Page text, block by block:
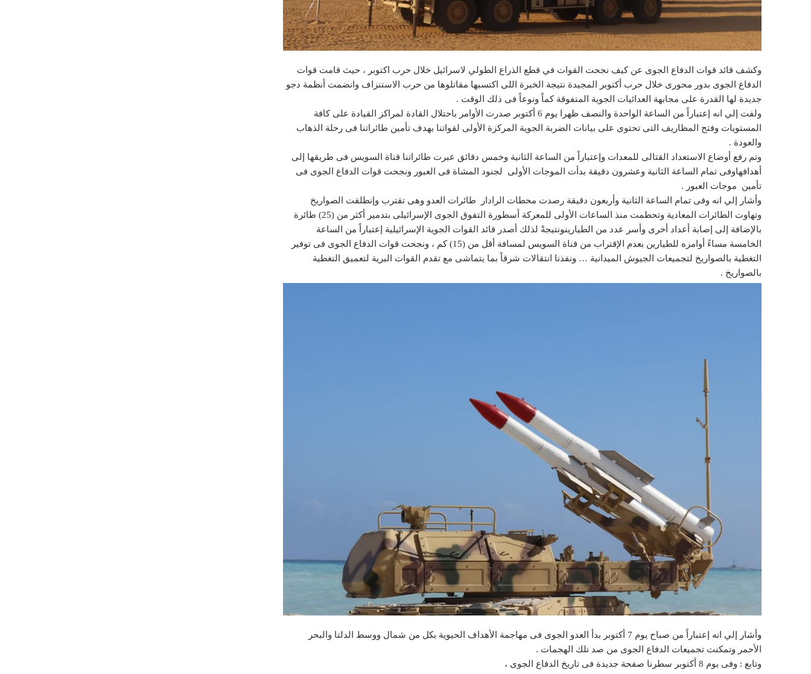
وكشف قائد قوات الدفاع الجوى عن كيف نجحت القوات في قطع الذراع الطولي لاسرائيل خلال حرب اكتوبر ، حيث قامت قوات
الدفاع الجوى بدور محورى خلال حرب أكتوبر المجيدة نتيجة الخبرة اللى اكتسبها مقاتلوها من حرب الاستنزاف وانضمت أنظمة دجو
جديدة لها القدرة على مجابهة العدائيات الجوية المتفوقة كماً ونوعاً فى ذلك الوقت .
ولفت إلي انه إعتباراً من الساعة الواحدة والنصف ظهرا يوم 6 أكتوبر صدرت الأوامر باحتلال القادة لمراكز القيادة على كافة
المستويات وفتح المظاريف التى تحتوى على بيانات الضربة الجوية المركزة الأولى لقواتنا بهدف تأمين طائراتنا فى رحلة الذهاب
والعودة .
وتم رفع أوضاع الاستعداد القتالى للمعدات وإعتباراً من الساعة الثانية وخمس دقائق عبرت طائراتنا قناة السويس فى طريقها إلى
أهدافهاوفى تمام الساعة الثانية وعشرون دقيقة بدأت الموجات الأولى لجنود المشاة فى العبور ونجحت قوات الدفاع الجوى فى
تأمين موجات العبور .
وأشار إلي انه وفى تمام الساعة الثانية وأربعون دقيقة رصدت محطات الرادار طائرات العدو وهى تقترب وإنطلقت الصواريخ
وتهاوت الطائرات المعادية وتحطمت منذ الساعات الأولى للمعركة أسطورة التفوق الجوى الإسرائيلى بتدمير أكثر من (25) طائرة
بالإضافة إلى إصابة أعداد أخرى وأسر عدد من الطيارينونتيجةً لذلك أصدر قائد القوات الجوية الإسرائيلية إعتباراً من الساعة
الخامسة مساءً أوامره للطيارين بعدم الإقتراب من قناة السويس لمسافة أقل من (15) كم ، ونجحت قوات الدفاع الجوى فى توفير
التغطية بالصواريخ لتجميعات الجيوش الميدانية … ونفذنا انتقالات شرقاً بما يتماشى مع تقدم القوات البرية لتعميق التغطية
بالصواريخ .
وأشار إلي انه إعتباراً من صباح يوم 7 أكتوبر بدأ العدو الجوى فى مهاجمة الأهداف الحيوية بكل من شمال ووسط الدلتا والبحر
الأحمر وتمكنت تجميعات الدفاع الجوى من صد تلك الهجمات .
وتابع : وفى يوم 8 أكتوبر سطرنا صفحة جديدة فى تاريخ الدفاع الجوى ،